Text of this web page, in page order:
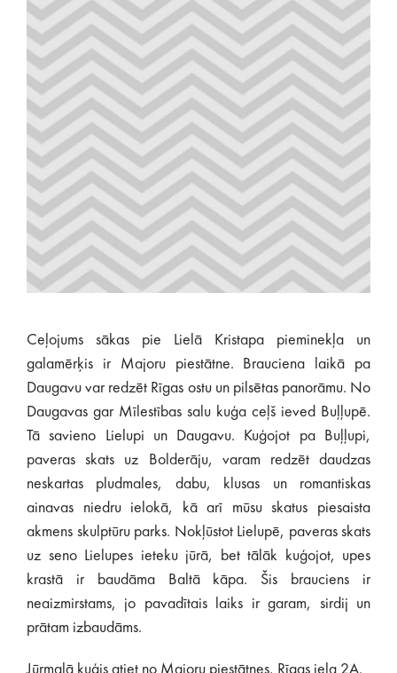
Ceļojums sākas pie Lielā Kristapa pieminekļa un
galamērķis ir Majoru piestātne. Brauciena laikā pa
Daugavu var redzēt Rīgas ostu un pilsētas panorāmu. No
Daugavas gar Mīlestības salu kuģa ceļš ieved Buļļupē.
Tā savieno Lielupi un Daugavu. Kuģojot pa Buļļupi,
paveras skats uz Bolderāju, varam redzēt daudzas
neskartas pludmales, dabu, klusas un romantiskas
ainavas niedru ielokā, kā arī mūsu skatus piesaista
akmens skulptūru parks. Nokļūstot Lielupē, paveras skats
uz seno Lielupes ieteku jūrā, bet tālāk kuģojot, upes
krastā ir baudāma Baltā kāpa. Šis brauciens ir
neaizmirstams, jo pavadītais laiks ir garam, sirdij un
prātam izbaudāms.
Jūrmalā kuģis atiet no Majoru piestātnes, Rīgas iela 2A.